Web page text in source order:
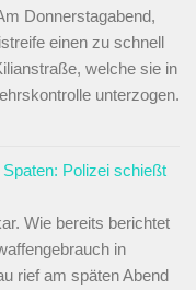
Donnerstagabend,
einen zu schnell
welche sie in
unterzogen.
Polizei schießt
Wie bereits berichtet
in
rief am späten Abend